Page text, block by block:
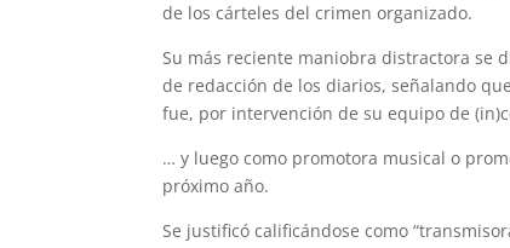
de los cárteles del crimen organizado.
Su más reciente maniobra distractora se
de redacción de los diarios, señalando
fue, por intervención de su equipo de
… y luego como promotora musical o
próximo año.
Se justificó calificándose como